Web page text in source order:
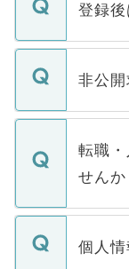
登録
ご登録
登録内
ます。
いただ
非公
マイナ
うち約
けない
下記の
ません。
■応募
転職
せんか
転職・
ん。ま
個人